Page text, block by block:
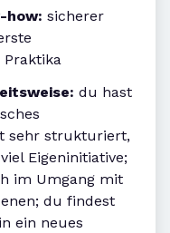
how: sicherer
du hast
sehr strukturiert,
Eigeninitiative;
im Umgang mit
du findest
ein neues